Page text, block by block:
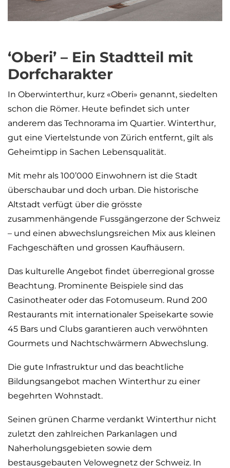
‘Oberi’ – Ein Stadtteil mit
Dorfcharakter
In Oberwinterthur, kurz «Oberi» genannt, siedelten
schon die Römer. Heute befindet sich unter
anderem das Technorama im Quartier. Winterthur,
gut eine Viertelstunde von Zürich entfernt, gilt als
Geheimtipp in Sachen Lebensqualität.
Mit mehr als 100’000 Einwohnern ist die Stadt
überschaubar und doch urban. Die historische
Altstadt verfügt über die grösste
zusammenhängende Fussgängerzone der Schweiz
– und einen abwechslungsreichen Mix aus kleinen
Fachgeschäften und grossen Kaufhäusern.
Das kulturelle Angebot findet überregional grosse
Beachtung. Prominente Beispiele sind das
Casinotheater oder das Fotomuseum. Rund 200
Restaurants mit internationaler Speisekarte sowie
45 Bars und Clubs garantieren auch verwöhnten
Gourmets und Nachtschwärmern Abwechslung.
Die gute Infrastruktur und das beachtliche
Bildungsangebot machen Winterthur zu einer
begehrten Wohnstadt.
Seinen grünen Charme verdankt Winterthur nicht
zuletzt den zahlreichen Parkanlagen und
Naherholungsgebieten sowie dem
bestausgebauten Velowegnetz der Schweiz. In